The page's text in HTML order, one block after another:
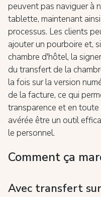
peuvent pas naviguer à
tablette, maintenant
processus. Les clients
ajouter un pourboire et,
chambre d'hôtel, la
du transfert de la
la fois sur la version
de la facture, ce qui
transparence et en
avérée être un outil
le personnel.
Comment ça
Avec transfert